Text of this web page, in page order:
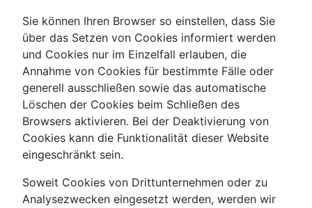
Sie können Ihren Browser so einstellen, dass Sie
über das Setzen von Cookies informiert werden
und Cookies nur im Einzelfall erlauben, die
Annahme von Cookies für bestimmte Fälle oder
generell ausschließen sowie das automatische
Löschen der Cookies beim Schließen des
Browsers aktivieren. Bei der Deaktivierung von
Cookies kann die Funktionalität dieser Website
eingeschränkt sein.
Soweit Cookies von Drittunternehmen oder zu
Analysezwecken eingesetzt werden, werden wir